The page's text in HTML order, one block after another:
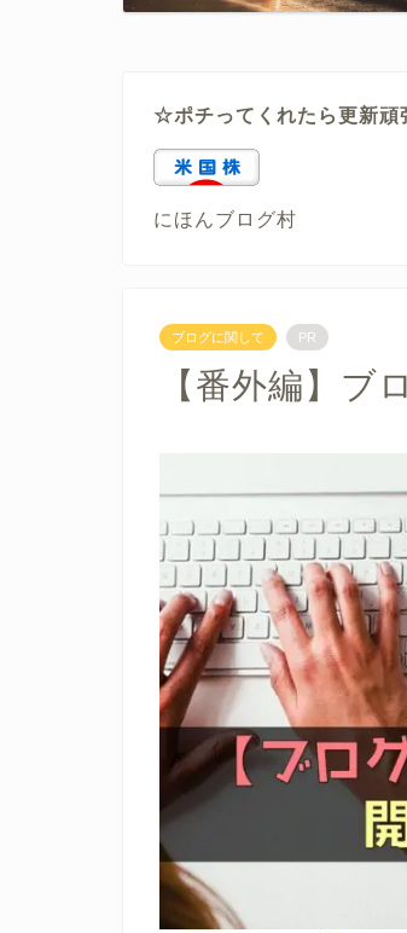
☆ポチってくれたら更新
にほんブログ村
ブログに関して PR
【番外編】ブ